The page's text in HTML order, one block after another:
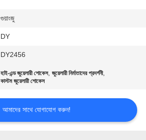
গুয়াংজু
DY
DY2456
হাই-এন্ড জুয়েলারী শোকেস,জুয়েলারী নির্মাতাদের প্রদর্শনী,
কাস্টম জুয়েলারী শোকেস
আমাদের সাথে যোগাযোগ করুন!